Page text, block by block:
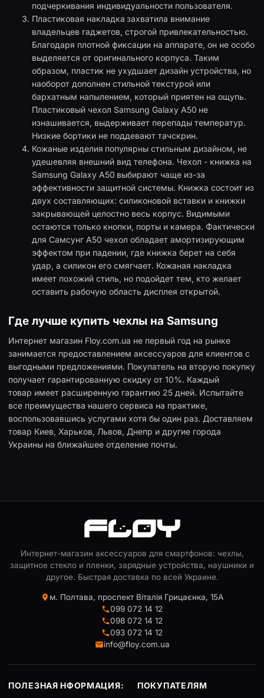
подчеркивания индивидуальности пользователя.
Пластиковая накладка захватила внимание
владельцев гаджетов, строгой привлекательностью.
Благодаря плотной фиксации на аппарате, он не особо
выделяется от оригинального корпуса. Таким
образом, пластик не ухудшает дизайн устройства, но
наоборот дополнен стильной текстурой или
бархатным напылением, который приятен на ощупь.
Пластиковый чехол Samsung Galaxy A50 не
изнашивается, выдерживает перепады температур.
Низкие бортики не поддевают тачскрин.
Кожаные изделия популярны стильным дизайном, не
удешевляя внешний вид телефона. Чехол - книжка на
Samsung Galaxy A50 выбирают чаще из-за
эффективности защитной системы. Книжка состоит из
двух составляющих: силиконовой вставки и книжки
закрывающей целостно весь корпус. Видимыми
остаются только кнопки, порты и камера. Фактически
для Самсунг А50 чехол обладает амортизирующим
эффектом при падении, где книжка берет на себя
удар, а силикон его смягчает. Кожаная накладка
имеет похожий стиль, но подойдет тем, кто желает
оставить рабочую область дисплея открытой.
Где лучше купить чехлы на Samsung
Интернет магазин Floy.com.ua не первый год на рынке
занимается предоставлением аксессуаров для клиентов с
выгодными предложениями. Покупатель на вторую покупку
получает гарантированную скидку от 10%. Каждый
товар имеет расширенную гарантию 25 дней. Испытайте
все преимущества нашего сервиса на практике,
воспользовавшись услугами хотя бы один раз. Доставляем
товар Киев, Харьков, Львов, Днепр и другие города
Украины на ближайшее отделение почты.
Интернет-магазин аксессуаров для смартфонов: чехлы,
защитное стекло и пленки, зарядные устройства, наушники и
другое. Быстрая доставка по всей Украине.
м. Полтава, проспект Віталія Грицаєнка, 15А
099 072 14 12
098 072 14 12
093 072 14 12
info@floy.com.ua
ПОЛЕЗНАЯ НФОРМАЦИЯ: ПОКУПАТЕЛЯМ